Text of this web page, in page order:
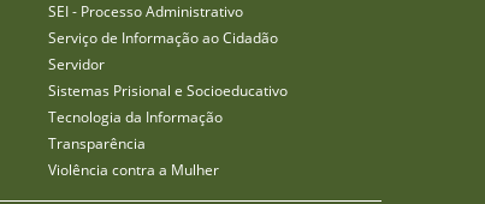
SEI - Processo Administrativo
Serviço de Informação ao Cidadão
Servidor
Sistemas Prisional e Socioeducativo
Tecnologia da Informação
Transparência
Violência contra a Mulher